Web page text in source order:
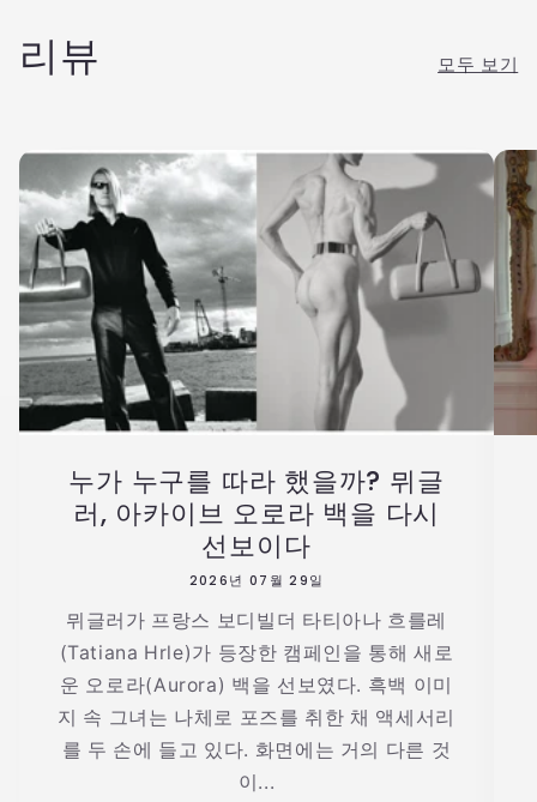
리뷰 모두 보기
누가 누구를 따라 했을까? 뮈글
러, 아카이브 오로라 백을 다시
선보이다
2026년 07월 29일
뮈글러가 프랑스 보디빌더 타티아나 흐를레
(Tatiana Hrle)가 등장한 캠페인을 통해 새로
운 오로라(Aurora) 백을 선보였다. 흑백 이미
지 속 그녀는 나체로 포즈를 취한 채 액세서리
를 두 손에 들고 있다. 화면에는 거의 다른 것
이...